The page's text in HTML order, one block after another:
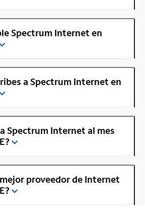
Spectrum Internet en
a Spectrum Internet en
Spectrum Internet al mes
proveedor de Internet